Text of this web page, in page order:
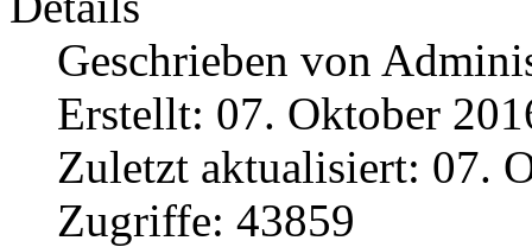
Geschrieben von
Erstellt: 07. Oktober
Zuletzt aktualisiert: 07.
Zugriffe: 43859